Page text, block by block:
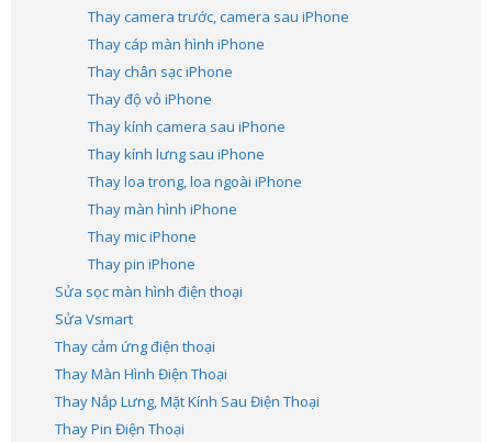
Thay camera trước, camera sau iPhone
Thay cáp màn hình iPhone
Thay chân sạc iPhone
Thay độ vỏ iPhone
Thay kính camera sau iPhone
Thay kính lưng sau iPhone
Thay loa trong, loa ngoài iPhone
Thay màn hình iPhone
Thay mic iPhone
Thay pin iPhone
Sửa sọc màn hình điện thoại
Sửa Vsmart
Thay cảm ứng điện thoại
Thay Màn Hình Điện Thoại
Thay Nắp Lưng, Mặt Kính Sau Điện Thoại
Thay Pin Điện Thoại